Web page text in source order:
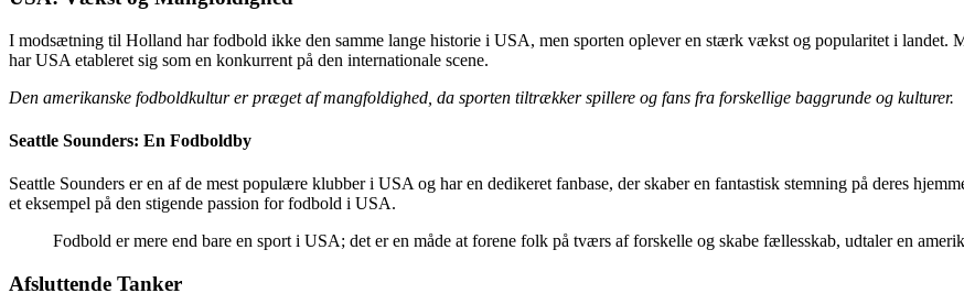
I modsætning til Holland har fodbold ikke den samme lange historie i USA, men sporten oplever en stærk vækst og popularitet i landet.
har USA etableret sig som en konkurrent på den internationale scene.
Den amerikanske fodboldkultur er præget af mangfoldighed, da sporten tiltrækker spillere og fans fra forskellige baggrunde og kulturer.
Seattle Sounders: En Fodboldby
Seattle Sounders er en af de mest populære klubber i USA og har en dedikeret fanbase, der skaber en fantastisk stemning på deres
et eksempel på den stigende passion for fodbold i USA.
Fodbold er mere end bare en sport i USA; det er en måde at forene folk på tværs af forskelle og skabe fællesskab, udtaler en
Afsluttende Tanker